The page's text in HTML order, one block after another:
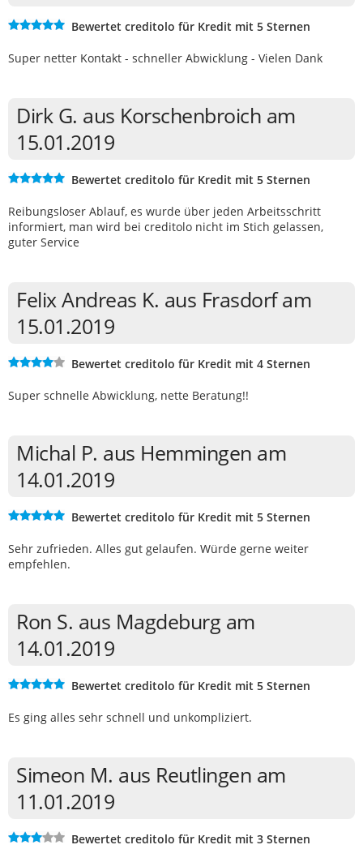
Bewertet creditolo für Kredit mit 5 Sternen
Super netter Kontakt - schneller Abwicklung - Vielen Dank
Dirk G. aus Korschenbroich am
15.01.2019
Bewertet creditolo für Kredit mit 5 Sternen
Reibungsloser Ablauf, es wurde über jeden Arbeitsschritt
informiert, man wird bei creditolo nicht im Stich gelassen,
guter Service
Felix Andreas K. aus Frasdorf am
15.01.2019
Bewertet creditolo für Kredit mit 4 Sternen
Super schnelle Abwicklung, nette Beratung!!
Michal P. aus Hemmingen am
14.01.2019
Bewertet creditolo für Kredit mit 5 Sternen
Sehr zufrieden. Alles gut gelaufen. Würde gerne weiter
empfehlen.
Ron S. aus Magdeburg am
14.01.2019
Bewertet creditolo für Kredit mit 5 Sternen
Es ging alles sehr schnell und unkompliziert.
Simeon M. aus Reutlingen am
11.01.2019
Bewertet creditolo für Kredit mit 3 Sternen